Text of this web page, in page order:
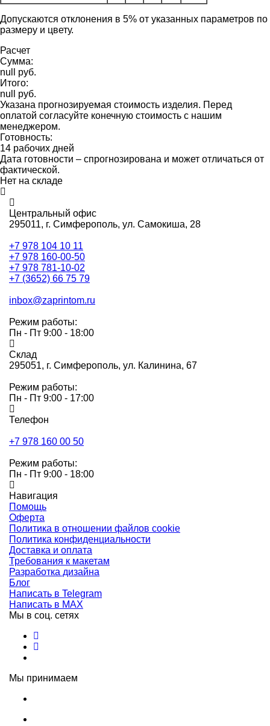
Допускаются отклонения в 5% от указанных параметров по
размеру и цвету.
Расчет
Сумма:
null руб.
Итого:
null руб.
Указана прогнозируемая стоимость изделия. Перед
оплатой согласуйте конечную стоимость с нашим
менеджером.
Готовность:
14 рабочих дней
Дата готовности – спрогнозирована и может отличаться от
фактической.
Нет на складе
Центральный офис
295011, г. Симферополь, ул. Самокиша, 28
+7 978 104 10 11
+7 978 160-00-50
+7 978 781-10-02
+7 (3652) 66 75 79
inbox@zaprintom.ru
Режим работы:
Пн - Пт 9:00 - 18:00
Склад
295051, г. Симферополь, ул. Калинина, 67
Режим работы:
Пн - Пт 9:00 - 17:00
Телефон
+7 978 160 00 50
Режим работы:
Пн - Пт 9:00 - 18:00
Навигация
Помощь
Оферта
Политика в отношении файлов cookie
Политика конфиденциальности
Доставка и оплата
Требования к макетам
Разработка дизайна
Блог
Написать в Telegram
Написать в MAX
Мы в соц. сетях
Мы принимаем